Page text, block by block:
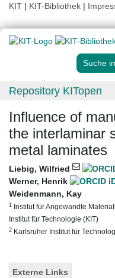
KIT | KIT-Bibliothek |
Suche
Repository KITopen
Influence of
the interlaminar
metal laminates
Liebig, Wilfried
Werner, Henrik
Weidenmann, Kay
1 Institut für Angewandte
Institut für Technologie (KIT)
2 Karlsruher Institut für
Externe Links